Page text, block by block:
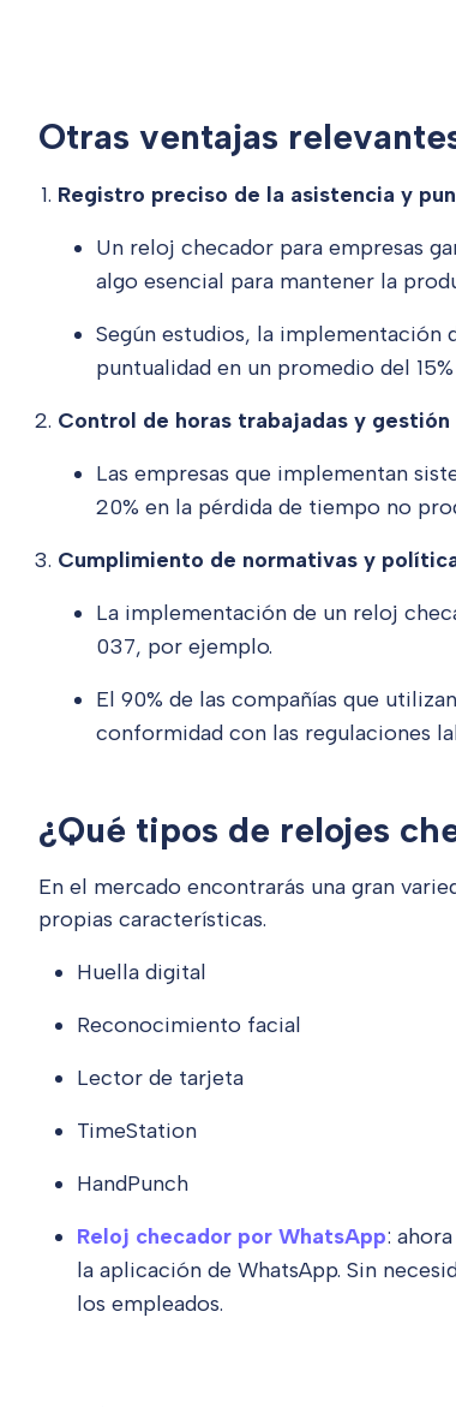
Otras ventajas
Registro preciso de la asistencia y
Un reloj checador para empresas
algo esencial para mantener la
Según estudios, la implementación
puntualidad en un promedio del
Control de horas trabajadas y
Las empresas que implementan
20% en la pérdida de tiempo no
Cumplimiento de normativas y
La implementación de un reloj
037, por ejemplo.
El 90% de las compañías que utilizan
conformidad con las regulaciones
¿Qué tipos de relojes
En el mercado encontrarás una gran
propias características.
Huella digital
Reconocimiento facial
Lector de tarjeta
TimeStation
HandPunch
Reloj checador por WhatsApp:
la aplicación de WhatsApp. Sin
los empleados.